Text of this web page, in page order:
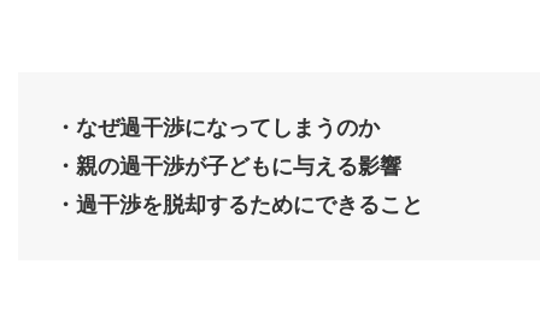
・なぜ過干渉になってしまうのか
・親の過干渉が子どもに与える影響
・過干渉を脱却するためにできること